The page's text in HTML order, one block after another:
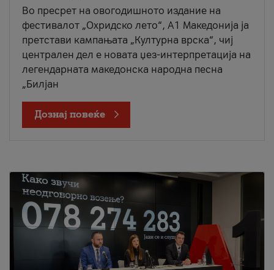
Во пресрет на овогодишното издание на
фестивалот „Охридско лето“, А1 Македонија ја
претстави кампањата „Културна врска“, чиј
централен дел е новата џез-интерпретација на
легендарната македонска народна песна
„Билјан
Дознај повеќе